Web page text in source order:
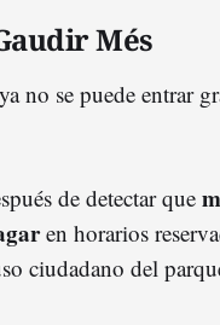
Més
no se puede entrar
de detectar que
en horarios
ciudadano del